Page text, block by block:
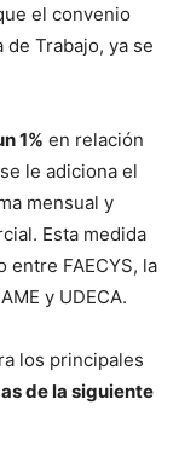
el convenio
Trabajo, ya se
1% en relación
le adiciona el
mensual y
Esta medida
FAECYS, la
y UDECA.
los principales
de la siguiente